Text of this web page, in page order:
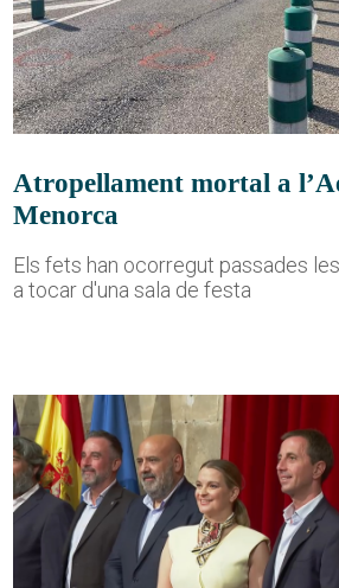
Atropellament mortal a
Menorca
Els fets han ocorregut passades
a tocar d'una sala de festa